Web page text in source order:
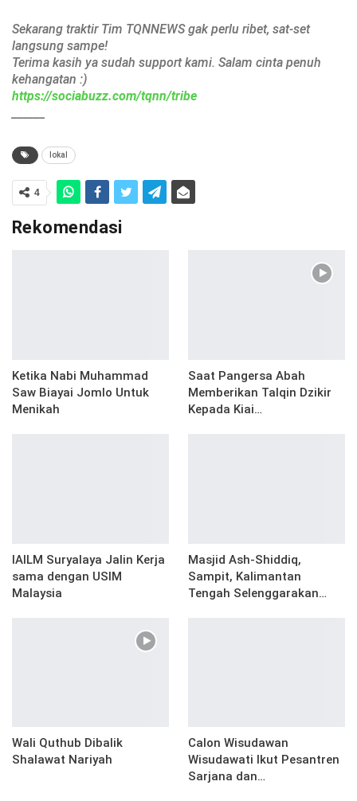
Sekarang traktir Tim TQNNEWS gak perlu ribet, sat-set
langsung sampe!
Terima kasih ya sudah support kami. Salam cinta penuh
kehangatan :)
https://sociabuzz.com/tqnn/tribe
lokal
4
Rekomendasi
Ketika Nabi Muhammad
Saw Biayai Jomlo Untuk
Menikah
Saat Pangersa Abah
Memberikan Talqin Dzikir
Kepada Kiai…
IAILM Suryalaya Jalin Kerja
sama dengan USIM
Malaysia
Masjid Ash-Shiddiq,
Sampit, Kalimantan
Tengah Selenggarakan…
Wali Quthub Dibalik
Shalawat Nariyah
Calon Wisudawan
Wisudawati Ikut Pesantren
Sarjana dan…